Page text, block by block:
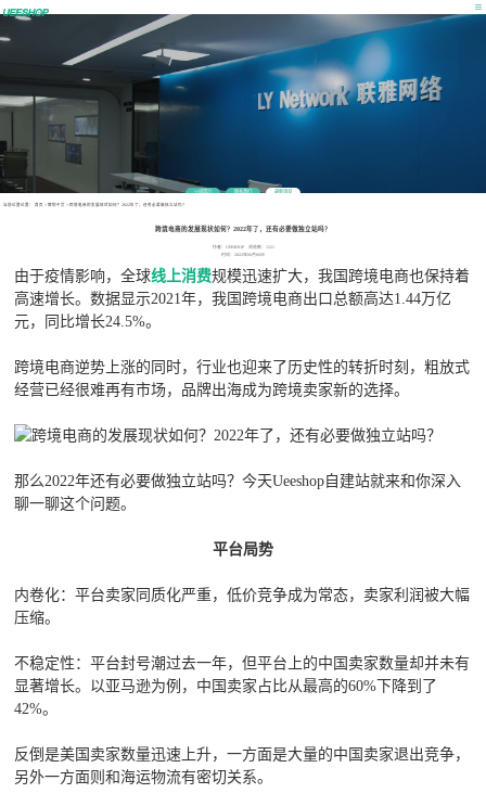
公司简介 联系我们 最新消息
当前位置位置： 首页 > 营销干货> 跨境电商的发展现状如何？2022年了，还有必要做独立站吗？
跨境电商的发展现状如何？2022年了，还有必要做独立站吗？
作者：UEESHOP 浏览数：1221
时间：2022年06月06日
由于疫情影响，全球线上消费规模迅速扩大，我国跨境电商也保持着
高速增长。数据显示2021年，我国跨境电商出口总额高达1.44万亿
元，同比增长24.5%。
跨境电商逆势上涨的同时，行业也迎来了历史性的转折时刻，粗放式
经营已经很难再有市场，品牌出海成为跨境卖家新的选择。
那么2022年还有必要做独立站吗？今天Ueeshop自建站就来和你深入
聊一聊这个问题。
平台局势
内卷化：平台卖家同质化严重，低价竞争成为常态，卖家利润被大幅
压缩。
不稳定性：平台封号潮过去一年，但平台上的中国卖家数量却并未有
显著增长。以亚马逊为例，中国卖家占比从最高的60%下降到了
42%。
反倒是美国卖家数量迅速上升，一方面是大量的中国卖家退出竞争，
另外一方面则和海运物流有密切关系。